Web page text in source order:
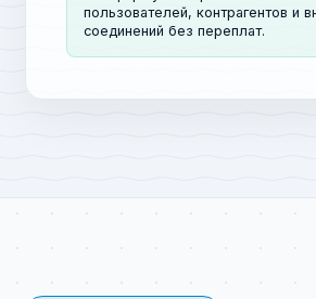
пользователей, контрагентов и
соединений без переплат.